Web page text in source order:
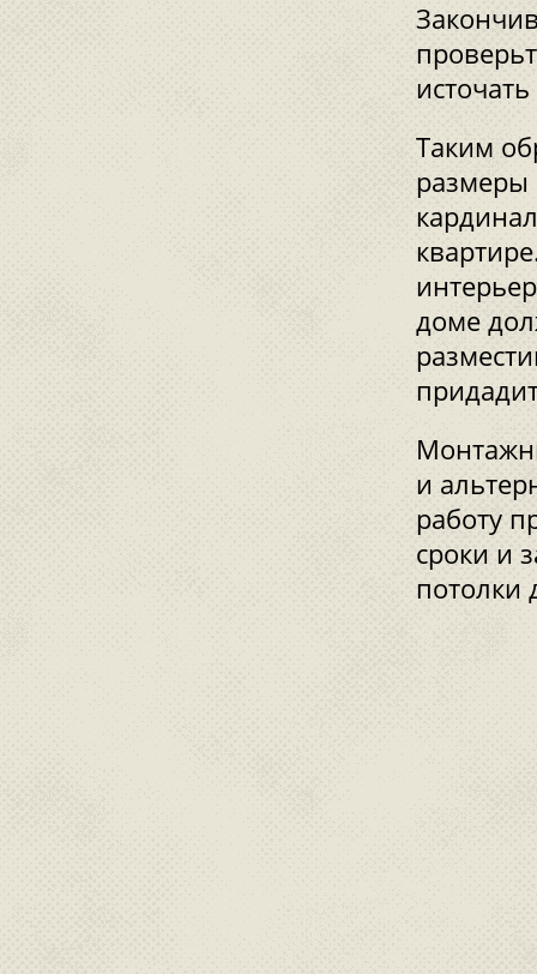
Таким
размеры
доме
и
работу
сроки и
потолки